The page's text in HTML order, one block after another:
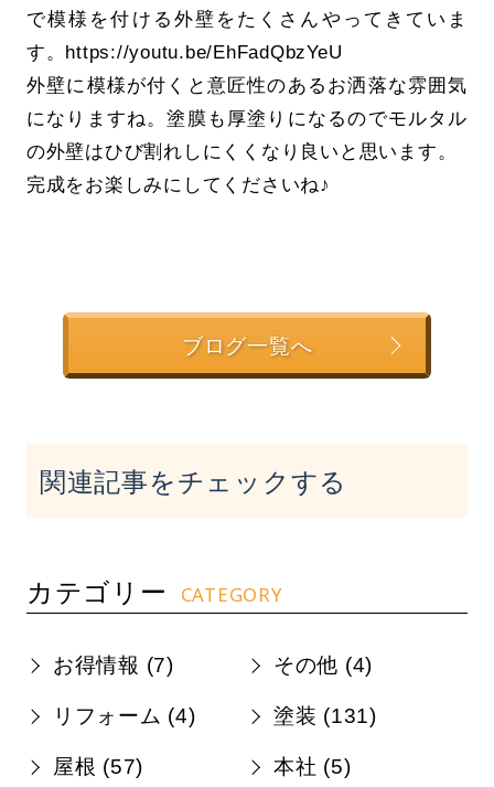
で模様を付ける外壁をたくさんやってきていま
す。https://youtu.be/EhFadQbzYeU
外壁に模様が付くと意匠性のあるお洒落な雰囲気
になりますね。塗膜も厚塗りになるのでモルタル
の外壁はひび割れしにくくなり良いと思います。
完成をお楽しみにしてくださいね♪
ブログ一覧へ
関連記事をチェックする
カテゴリー CATEGORY
お得情報 (7) その他 (4)
リフォーム (4) 塗装 (131)
屋根 (57) 本社 (5)